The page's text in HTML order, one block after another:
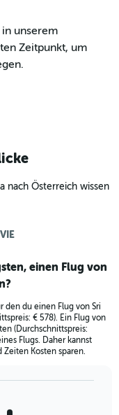
in unserem
Zeitpunkt, um
nach Österreich wissen
einen Flug von
den du einen Flug von Sri
€ 578). Ein Flug von
(Durchschnittspreis:
Flugs. Daher kannst
Kosten sparen.